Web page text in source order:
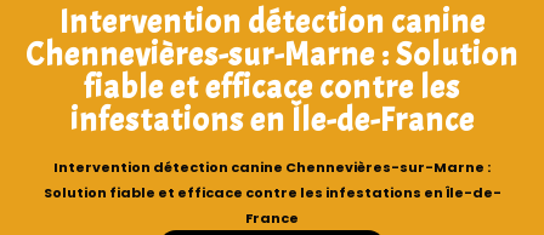
Intervention détection canine
Chennevières-sur-Marne : Solution
fiable et efficace contre les
infestations en Île-de-France
Intervention détection canine Chennevières-sur-Marne :
Solution fiable et efficace contre les infestations en Île-de-
France